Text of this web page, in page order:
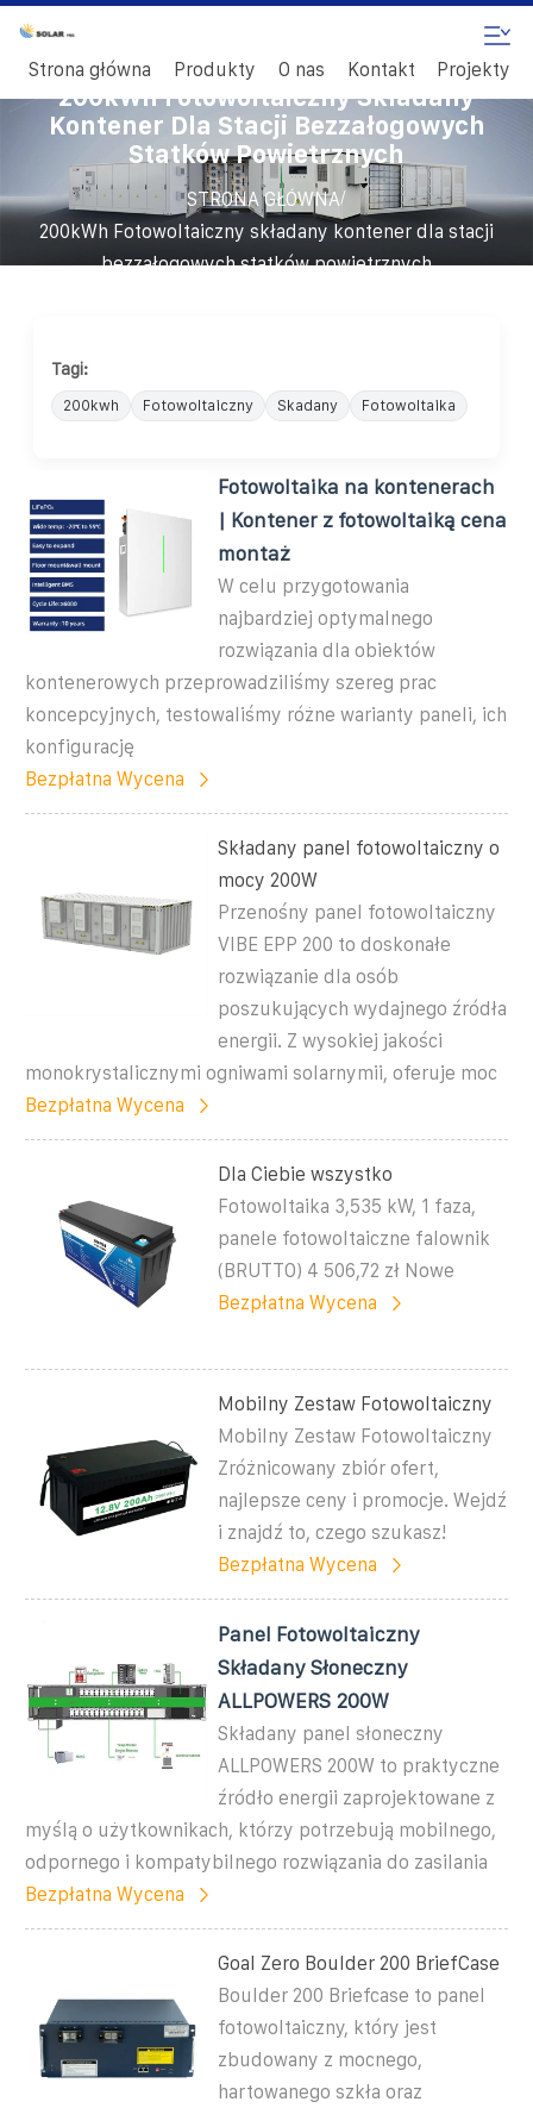
Strona główna Produkty O nas Kontakt Projekty
200kWh Fotowoltaiczny Składany
Kontener Dla Stacji Bezzałogowych
Statków Powietrznych
STRONA GŁÓWNA/
200kWh Fotowoltaiczny składany kontener dla stacji
bezzałogowych statków powietrznych
Tagi:
200kwh Fotowoltaiczny Skadany Fotowoltaika
Fotowoltaika na kontenerach
| Kontener z fotowoltaiką cena
montaż
W celu przygotowania
najbardziej optymalnego
rozwiązania dla obiektów
kontenerowych przeprowadziliśmy szereg prac
koncepcyjnych, testowaliśmy różne warianty paneli, ich
konfigurację
Bezpłatna Wycena
Składany panel fotowoltaiczny o
mocy 200W
Przenośny panel fotowoltaiczny
VIBE EPP 200 to doskonałe
rozwiązanie dla osób
poszukujących wydajnego źródła
energii. Z wysokiej jakości
monokrystalicznymi ogniwami solarnymii, oferuje moc
Bezpłatna Wycena
Dla Ciebie wszystko
Fotowoltaika 3,535 kW, 1 faza,
panele fotowoltaiczne falownik
(BRUTTO) 4 506,72 zł Nowe
Bezpłatna Wycena
Mobilny Zestaw Fotowoltaiczny
Mobilny Zestaw Fotowoltaiczny
Zróżnicowany zbiór ofert,
najlepsze ceny i promocje. Wejdź
i znajdź to, czego szukasz!
Bezpłatna Wycena
Panel Fotowoltaiczny
Składany Słoneczny
ALLPOWERS 200W
Składany panel słoneczny
ALLPOWERS 200W to praktyczne
źródło energii zaprojektowane z
myślą o użytkownikach, którzy potrzebują mobilnego,
odpornego i kompatybilnego rozwiązania do zasilania
Bezpłatna Wycena
Goal Zero Boulder 200 BriefCase
Boulder 200 Briefcase to panel
fotowoltaiczny, który jest
zbudowany z mocnego,
hartowanego szkła oraz